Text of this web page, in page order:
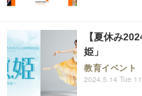
【夏休み
姫」
教育イベント
2024.5.14 Tue